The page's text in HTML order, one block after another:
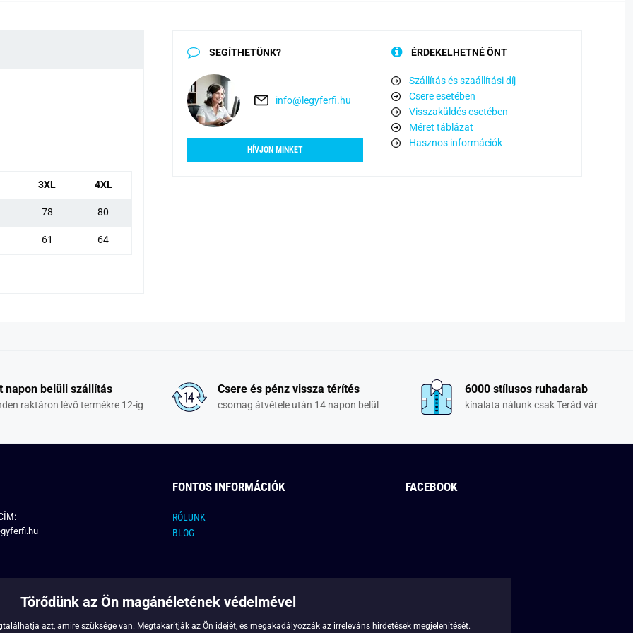
3XL 4XL
78 80
61 64
SEGÍTHETÜNK?
info@legyferfi.hu
HÍVJON MINKET
ÉRDEKELHETNÉ ÖNT
Szállítás és szaállítási díj
Csere esetében
Visszaküldés esetében
Méret táblázat
Hasznos információk
napon belüli szállítás
raktáron lévő termékre 12-ig
Csere és pénz vissza térítés
csomag átvétele után 14 napon belül
6000 stílusos ruhadarab
kínalata nálunk csak Terád vár
FONTOS INFORMÁCIÓK
RÓLUNK
BLOG
FACEBOOK
Törődünk az Ön magánéletének védelmével
azt, amire szüksége van. Megtakarítják az Ön idejét, és megakadályozzák az irreleváns hirdetések megjelenítését.